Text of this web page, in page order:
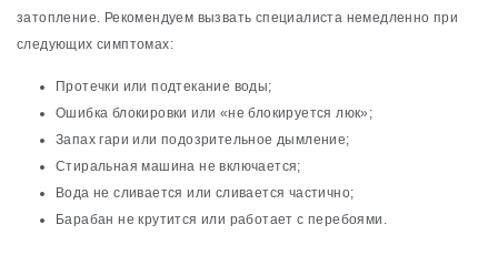
затопление. Рекомендуем вызвать специалиста немедленно при
следующих симптомах:
Протечки или подтекание воды;
Ошибка блокировки или «не блокируется люк»;
Запах гари или подозрительное дымление;
Стиральная машина не включается;
Вода не сливается или сливается частично;
Барабан не крутится или работает с перебоями.